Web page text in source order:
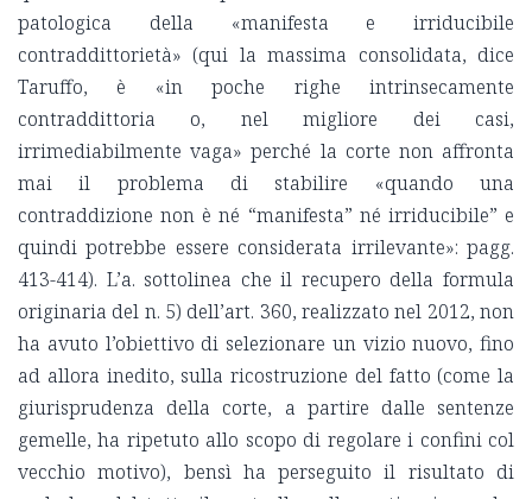
patologica della «manifesta e irriducibile
contraddittorietà» (qui la massima consolidata, dice
Taruffo, è «in poche righe intrinsecamente
contraddittoria o, nel migliore dei casi,
irrimediabilmente vaga» perché la corte non affronta
mai il problema di stabilire «quando una
contraddizione non è né “manifesta” né irriducibile” e
quindi potrebbe essere considerata irrilevante»: pagg.
413-414). L’a. sottolinea che il recupero della formula
originaria del n. 5) dell’art. 360, realizzato nel 2012, non
ha avuto l’obiettivo di selezionare un vizio nuovo, fino
ad allora inedito, sulla ricostruzione del fatto (come la
giurisprudenza della corte, a partire dalle sentenze
gemelle, ha ripetuto allo scopo di regolare i confini col
vecchio motivo), bensì ha perseguito il risultato di